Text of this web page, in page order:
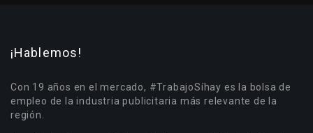
¡Hablemos!
Con 19 años en el mercado, #TrabajoSíhay es la bolsa de
empleo de la industria publicitaria más relevante de la
región.